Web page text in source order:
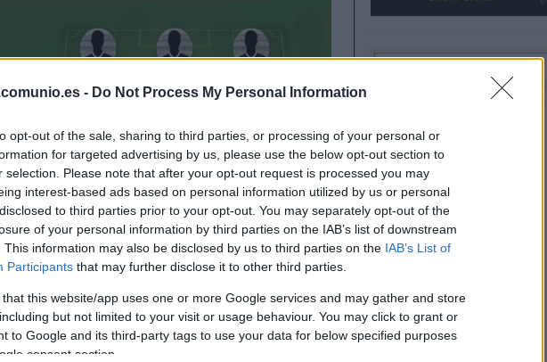
- Do Not Process My Personal Information
opt-out of the sale, sharing to third parties, or processing of your personal or
for targeted advertising by us, please use the below opt-out section to
selection. Please note that after your opt-out request is processed you may
interest-based ads based on personal information utilized by us or personal
to third parties prior to your opt-out. You may separately opt-out of the
of your personal information by third parties on the IAB’s list of downstream
This information may also be disclosed by us to third parties on the IAB’s List of
Participants that may further disclose it to other third parties.
that this website/app uses one or more Google services and may gather and store
but not limited to your visit or usage behaviour. You may click to grant or
to Google and its third-party tags to use your data for below specified purposes
consent section.
28 de febrero a las 21:00 horas. ¿Quién
que presente Sergio González? A